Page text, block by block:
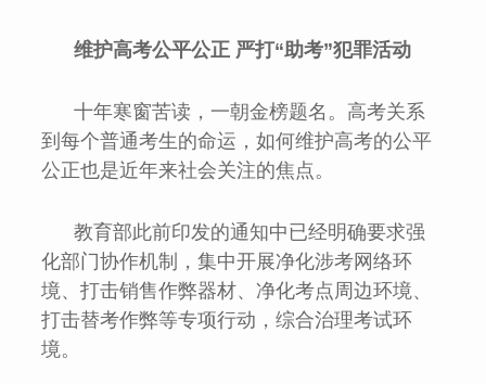
维护高考公平公正 严打“助考”犯罪活动
十年寒窗苦读，一朝金榜题名。高考关系
到每个普通考生的命运，如何维护高考的公平
公正也是近年来社会关注的焦点。
教育部此前印发的通知中已经明确要求强
化部门协作机制，集中开展净化涉考网络环
境、打击销售作弊器材、净化考点周边环境、
打击替考作弊等专项行动，综合治理考试环
境。